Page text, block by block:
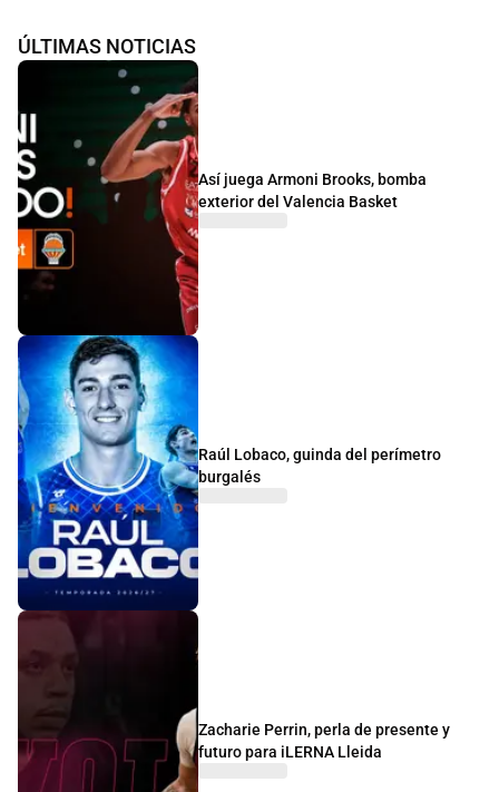
ÚLTIMAS NOTICIAS
Así juega Armoni Brooks, bomba
exterior del Valencia Basket
Raúl Lobaco, guinda del perímetro
burgalés
Zacharie Perrin, perla de presente y
futuro para iLERNA Lleida